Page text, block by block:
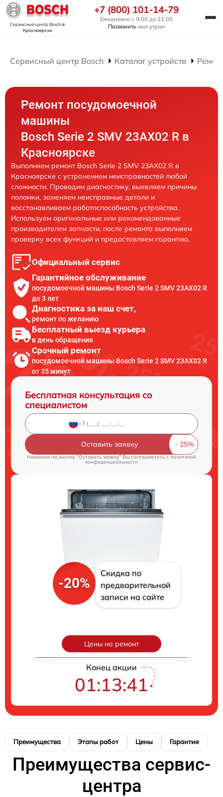
Сервисный центр Boschв
Красноярске
+7 (800) 101-14-79
Ежедневно с 9:00 до 21:00
Позвонить мне утром
Сервисный центр Bosch Каталог устройств
Ремонт посудомоечной
машины
Bosch Serie 2 SMV 23AX02 R в
Красноярске
Выполняем ремонт Bosch Serie 2 SMV 23AX02 R в
Красноярске с устранением неисправностей любой
сложности. Проводим диагностику, выявляем причины
поломки, заменяем неисправные детали и
восстанавливаем работоспособность устройства.
Используем оригинальные или рекомендованные
производителем запчасти, после ремонта выполняем
проверку всех функций и предоставляем гарантию.
Официальный сервис
Гарантийное обслуживание
посудомоечной машины Bosch Serie 2 SMV 23AX02 R
до 3 лет
Диагностика за наш счет,
ремонт по желанию
Бесплатный выезд курьера
в день обращения
Срочный ремонт
посудомоечной машины Bosch Serie 2 SMV 23AX02 R
от 35 минут
Бесплатная консультация со
специалистом
Оставить заявку
Нажимая на кнопку "Оставить заявку" Вы соглашаетесь cполитикой
конфиденциальности
-20%
Скидка по
предварительной
записи на сайте
Цены на ремонт
Конец акции
01:13:40
Преимущества Этапы работ Цены Гарантия
Преимущества сервис-
центра